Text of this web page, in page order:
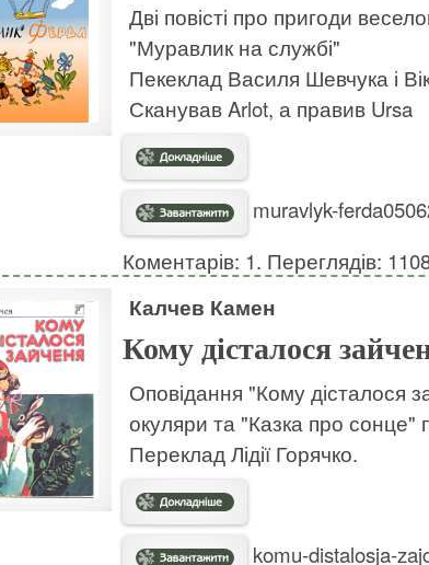
Дві повісті про пригоди
"Муравлик на службі"
Пекеклад Василя Шевчука і
СканувавArlot, а правив Ursa
muravlyk-
Коментарів: 1. Переглядів:
Калчев Камен
Кому дісталося
Оповідання "Кому дісталося
окуляри та "Казка про сонце"
Переклад Лідії Горячко.
komu-distalosja-